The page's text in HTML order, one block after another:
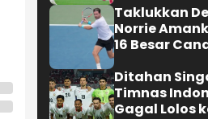
Taklukkan
Norrie
16 Besar
Ditahan
Timnas
Gagal Lolos